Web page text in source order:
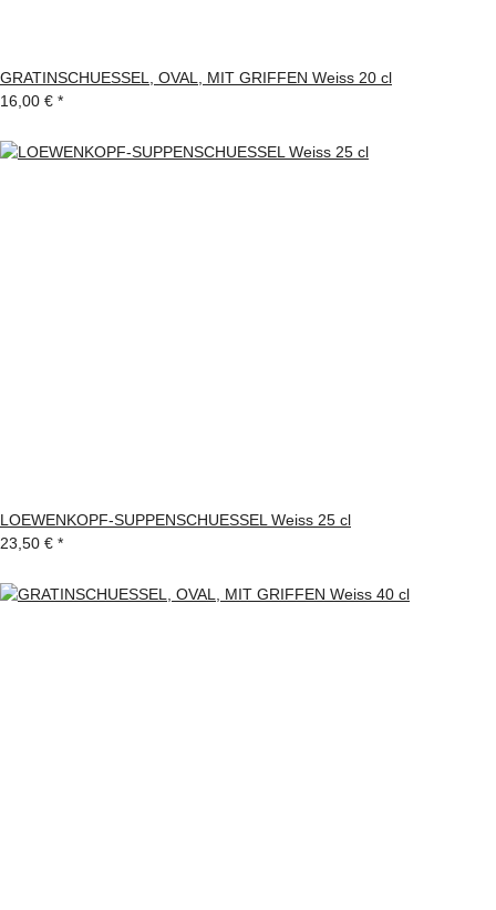
GRATINSCHUESSEL, OVAL, MIT GRIFFEN Weiss 20 cl
16,00 € *
LOEWENKOPF-SUPPENSCHUESSEL Weiss 25 cl
23,50 € *